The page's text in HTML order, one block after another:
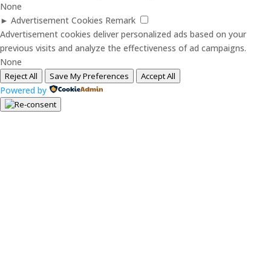
None
► Advertisement Cookies Remark
Advertisement cookies deliver personalized ads based on your
previous visits and analyze the effectiveness of ad campaigns.
None
Reject All Save My Preferences Accept All
Powered by